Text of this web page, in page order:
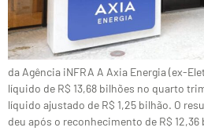
da Agência iNFRA A Axia Energia (ex-
líquido de R$ 13,68 bilhões no quarto
líquido ajustado de R$ 1,25 bilhão. O
deu após o reconhecimento de R$